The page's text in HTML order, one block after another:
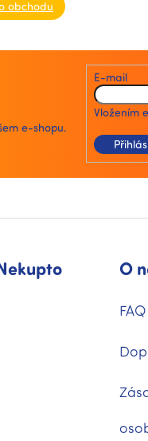
obchodu
e-shopu.
E-mail
Vložením
O
FAQ